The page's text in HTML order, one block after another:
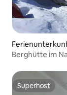
Berghütte im
Superhost
Superhost